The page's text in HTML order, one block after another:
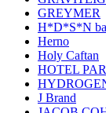
GREYMER
H*D*S*N
Herno
Holy Caftan
HOTEL
J Brand